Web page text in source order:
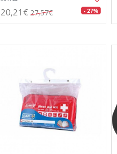
20,21€ 27,57€ - 27%